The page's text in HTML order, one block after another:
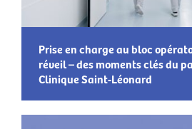
Prise en charge au bloc
réveil – des moments clés du
Clinique Saint-Léonard